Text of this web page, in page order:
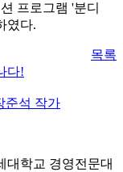
프로그램 '분디
였다.
목록
다!
준석 작가
대학교 경영전문대